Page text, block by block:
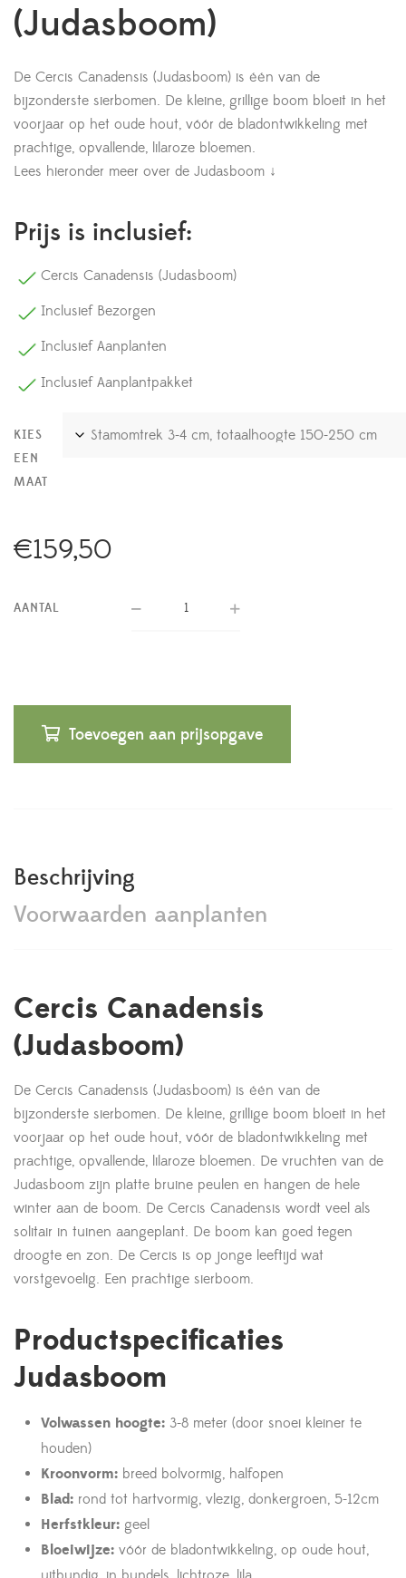
(Judasboom)
De Cercis Canadensis (Judasboom) is één van de
bijzonderste sierbomen. De kleine, grillige boom bloeit in het
voorjaar op het oude hout, vóór de bladontwikkeling met
prachtige, opvallende, lilaroze bloemen.
Lees hieronder meer over de Judasboom ↓
Prijs is inclusief:
Cercis Canadensis (Judasboom)
Inclusief Bezorgen
Inclusief Aanplanten
Inclusief Aanplantpakket
KIES
EEN
MAAT
€159,50
AANTAL
Toevoegen aan prijsopgave
Beschrijving
Voorwaarden aanplanten
Cercis Canadensis
(Judasboom)
De Cercis Canadensis (Judasboom) is één van de
bijzonderste sierbomen. De kleine, grillige boom bloeit in het
voorjaar op het oude hout, vóór de bladontwikkeling met
prachtige, opvallende, lilaroze bloemen. De vruchten van de
Judasboom zijn platte bruine peulen en hangen de hele
winter aan de boom. De Cercis Canadensis wordt veel als
solitair in tuinen aangeplant. De boom kan goed tegen
droogte en zon. De Cercis is op jonge leeftijd wat
vorstgevoelig. Een prachtige sierboom.
Productspecificaties
Judasboom
Volwassen hoogte: 3-8 meter (door snoei kleiner te
houden)
Kroonvorm: breed bolvormig, halfopen
Blad: rond tot hartvormig, vlezig, donkergroen, 5-12cm
Herfstkleur: geel
Bloeiwijze: vóór de bladontwikkeling, op oude hout,